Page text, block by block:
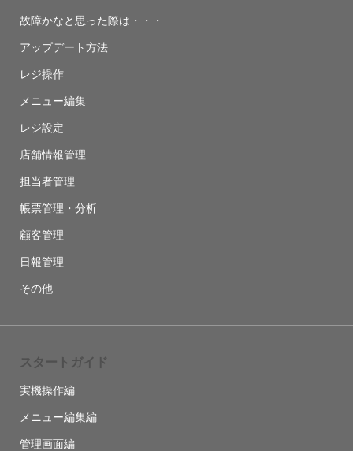
故障かなと思った際は・・・
アップデート方法
レジ操作
メニュー編集
レジ設定
店舗情報管理
担当者管理
帳票管理・分析
顧客管理
日報管理
その他
スタートガイド
実機操作編
メニュー編集編
管理画面編